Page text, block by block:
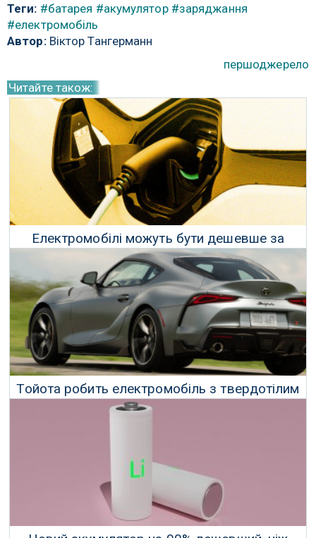
Теги: #батарея #акумулятор #заряджання
#електромобіль
Автор:Віктор Тангерманн
першоджерело
Читайте також:
Електромобілі можуть бути дешевше за
бензинові всього за 2 роки
19 Грудня 2020 р.
Тойота робить електромобіль з твердотілим
акумулятором, який змінює правила гри